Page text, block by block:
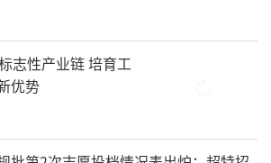
志性产业链 培育工
优势